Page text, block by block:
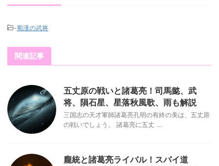
-蜀漢の武将
関連記事
五丈原の戦いと諸葛亮！司馬懿、武
将、隕石星、星落秋風歌、雨も解説
三国志の天才軍師諸葛亮孔明の有終の美は、五丈原
の戦いでしょう。 諸葛亮に五丈 ...
龐統と諸葛亮ライバル！スパイ道